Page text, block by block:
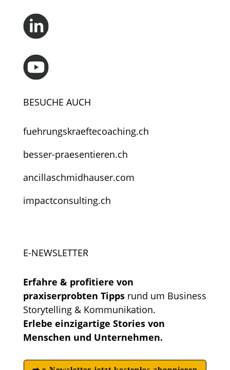
BESUCHE AUCH
fuehrungskraeftecoaching.ch
besser-praesentieren.ch
ancillaschmidhauser.com
impactconsulting.ch
E-NEWSLETTER
Erfahre & profitiere von
praxiserprobten Tippsrund um Business
Storytelling & Kommunikation.
Erlebe einzigartige Stories von
Menschen und Unternehmen.